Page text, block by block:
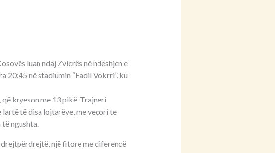
luan ndaj Zvicrës në ndeshjen e
20:45 në stadiumin “Fadil Vokrri”, ku
kryeson me 13 pikë. Trajneri
lartë të disa lojtarëve, me veçori te
ngushta.
një fitore me diferencë